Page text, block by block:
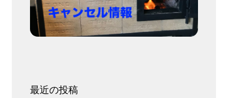
最近の投稿